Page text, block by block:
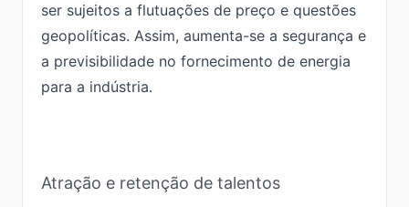
ser sujeitos a flutuações de preço e questões
geopolíticas. Assim, aumenta-se a segurança e
a previsibilidade no fornecimento de energia
para a indústria.
Atração e retenção de talentos